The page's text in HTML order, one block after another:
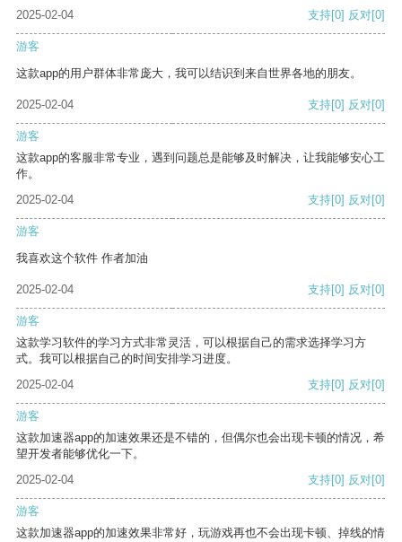
2025-02-04 支持[0] 反对[0]
游客
这款app的用户群体非常庞大，我可以结识到来自世界各地的朋友。
2025-02-04 支持[0] 反对[0]
游客
这款app的客服非常专业，遇到问题总是能够及时解决，让我能够安心工
作。
2025-02-04
支持[0] 反对[0]
游客
我喜欢这个软件 作者加油
2025-02-04 支持[0] 反对[0]
游客
这款学习软件的学习方式非常灵活，可以根据自己的需求选择学习方
式。我可以根据自己的时间安排学习进度。
2025-02-04
支持[0] 反对[0]
游客
这款加速器app的加速效果还是不错的，但偶尔也会出现卡顿的情况，希
望开发者能够优化一下。
2025-02-04
支持[0] 反对[0]
游客
这款加速器app的加速效果非常好，玩游戏再也不会出现卡顿、掉线的情